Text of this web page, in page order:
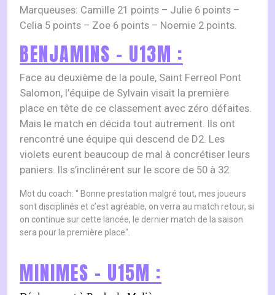
Marqueuses: Camille 21 points – Julie 6 points –
Celia 5 points – Zoe 6 points – Noemie 2 points.
BENJAMINS – U13M :
Face au deuxième de la poule, Saint Ferreol Pont
Salomon, l’équipe de Sylvain visait la première
place en tête de ce classement avec zéro défaites.
Mais le match en décida tout autrement. Ils ont
rencontré une équipe qui descend de D2. Les
violets eurent beaucoup de mal à concrétiser leurs
paniers. Ils s’inclinérent sur le score de 50 à 32.
Mot du coach: " Bonne prestation malgré tout, mes joueurs
sont disciplinés et c’est agréable, on verra au match retour, si
on continue sur cette lancée, le dernier match de la saison
sera pour la première place".
MINIMES – U15M :